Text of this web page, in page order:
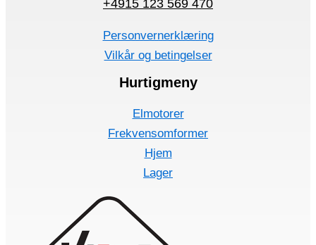
+4915 123 569 470
Personvernerklæring
Vilkår og betingelser
Hurtigmeny
Elmotorer
Frekvensomformer
Hjem
Lager